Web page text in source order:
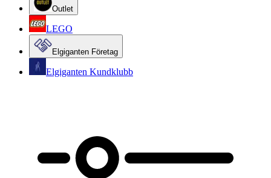
Outlet
LEGO
Elgiganten Företag
Elgiganten Kundklubb